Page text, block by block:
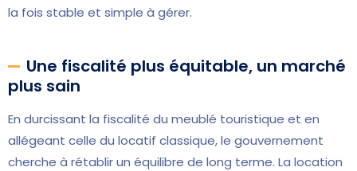
la fois stable et simple à gérer.
Une fiscalité plus équitable, un marché
plus sain
En durcissant la fiscalité du meublé touristique et en
allégeant celle du locatif classique, le gouvernement
cherche à rétablir un équilibre de long terme. La location